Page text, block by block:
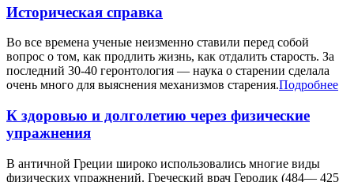
Историческая справка
Во все времена ученые неизменно ставили перед собой
вопрос о том, как продлить жизнь, как отдалить старость. За
последний 30-40 геронтология — наука о старении сделала
очень много для выяснения механизмов старения.Подробнее
К здоровью и долголетию через физические
упражнения
В античной Греции широко использовались многие виды
физических упражнений. Греческий врач Геродик (484— 425